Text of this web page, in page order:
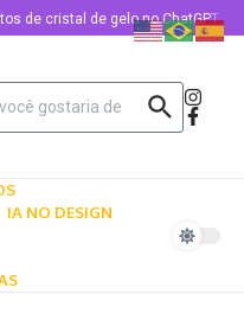
de cristal de gelo no ChatGPT
IA NO DESIGN